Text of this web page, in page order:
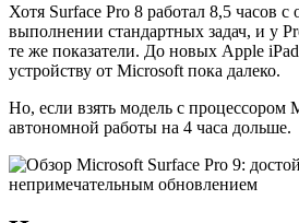
Хотя Surface Pro 8 работал 8,5 часов с
выполнении стандартных задач, и у
те же показатели. До новых Apple
устройству от Microsoft пока далеко.
Но, если взять модель с процессором
автономной работы на 4 часа дольше.